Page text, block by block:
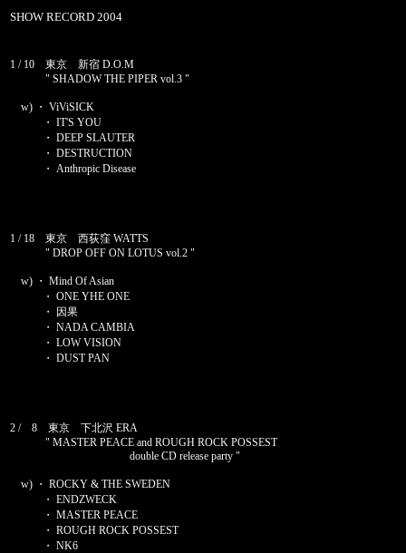
SHOW RECORD 2004
1 / 10 東京 新宿 D.O.M
" SHADOW THE PIPER vol.3 "
w) ・ ViViSICK
・ IT'S YOU
・ DEEP SLAUTER
・ DESTRUCTION
・ Anthropic Disease
1 / 18 東京 西荻窪 WATTS
" DROP OFF ON LOTUS vol.2 "
w) ・ Mind Of Asian
・ ONE YHE ONE
・ 因果
・ NADA CAMBIA
・ LOW VISION
・ DUST PAN
2 / 8 東京 下北沢 ERA
" MASTER PEACE and ROUGH ROCK POSSEST
double CD release party "
w) ・ ROCKY & THE SWEDEN
・ ENDZWECK
・ MASTER PEACE
・ ROUGH ROCK POSSEST
・ NK6